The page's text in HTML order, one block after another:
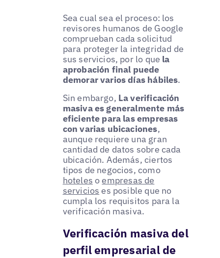
Sea cual sea el proceso: los
revisores humanos de Google
comprueban cada solicitud
para proteger la integridad de
sus servicios, por lo que la
aprobación final puede
demorar varios días hábiles.
Sin embargo, La verificación
masiva es generalmente más
eficiente para las empresas
con varias ubicaciones,
aunque requiere una gran
cantidad de datos sobre cada
ubicación. Además, ciertos
tipos de negocios, como
hoteles o empresas de
servicios es posible que no
cumpla los requisitos para la
verificación masiva.
Verificación masiva del
perfil empresarial de